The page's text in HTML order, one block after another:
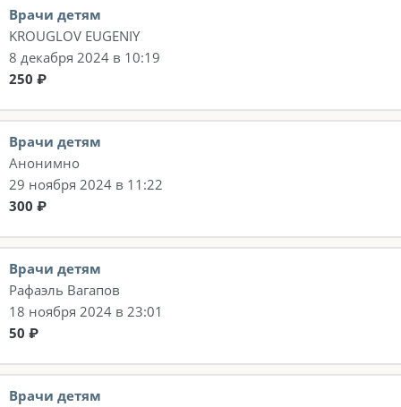
Врачи детям
KROUGLOV EUGENIY
8 декабря 2024 в 10:19
250 ₽
Врачи детям
Анонимно
29 ноября 2024 в 11:22
300 ₽
Врачи детям
Рафаэль Вагапов
18 ноября 2024 в 23:01
50 ₽
Врачи детям